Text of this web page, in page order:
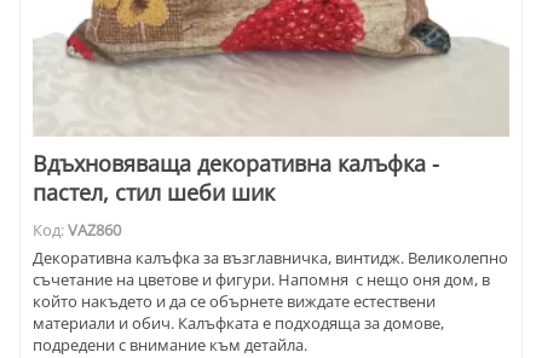
Вдъхновяваща декоративна калъфка -
пастел, стил шеби шик
Код:VAZ860
Декоративна калъфка за възглавничка, винтидж. Великолепно
съчетание на цветове и фигури. Напомня с нещо оня дом, в
който накъдето и да се обърнете виждате естествени
материали и обич. Калъфката е подходяща за домове,
подредени с внимание към детайла.